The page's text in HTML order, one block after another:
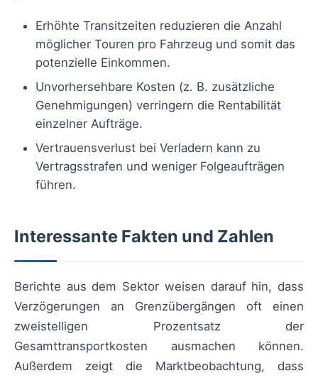
Erhöhte Transitzeiten reduzieren die Anzahl
möglicher Touren pro Fahrzeug und somit das
potenzielle Einkommen.
Unvorhersehbare Kosten (z. B. zusätzliche
Genehmigungen) verringern die Rentabilität
einzelner Aufträge.
Vertrauensverlust bei Verladern kann zu
Vertragsstrafen und weniger Folgeaufträgen
führen.
Interessante Fakten und Zahlen
Berichte aus dem Sektor weisen darauf hin, dass
Verzögerungen an Grenzübergängen oft einen
zweistelligen Prozentsatz der
Gesamttransportkosten ausmachen können.
Außerdem zeigt die Marktbeobachtung, dass